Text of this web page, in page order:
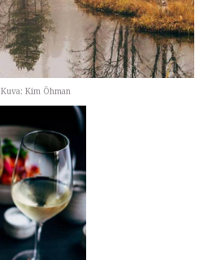
Kuva: Kim Öhman